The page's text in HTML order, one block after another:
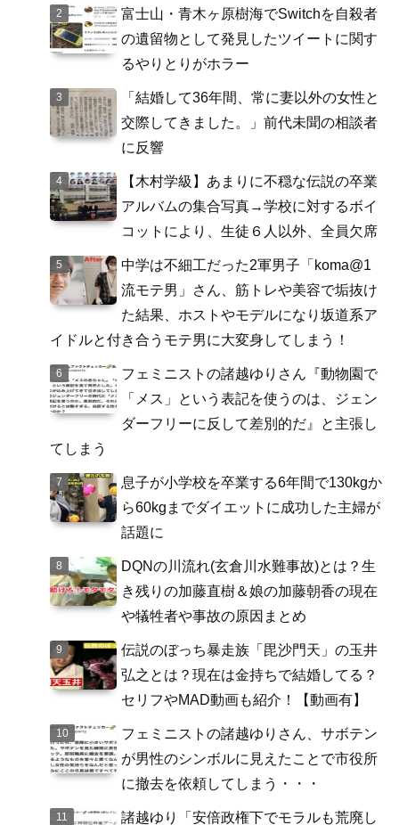
富士山・青木ヶ原樹海でSwitchを自殺者
の遺留物として発見したツイートに関す
るやりとりがホラー
「結婚して36年間、常に妻以外の女性と
交際してきました。」前代未聞の相談者
に反響
【木村学級】あまりに不穏な伝説の卒業
アルバムの集合写真→学校に対するボイ
コットにより、生徒６人以外、全員欠席
中学は不細工だった2軍男子「koma@1
流モテ男」さん、筋トレや美容で垢抜け
た結果、ホストやモデルになり坂道系ア
イドルと付き合うモテ男に大変身してしまう！
フェミニストの諸越ゆりさん『動物園で
「メス」という表記を使うのは、ジェン
ダーフリーに反して差別的だ』と主張し
てしまう
息子が小学校を卒業する6年間で130kgか
ら60kgまでダイエットに成功した主婦が
話題に
DQNの川流れ(玄倉川水難事故)とは？生
き残りの加藤直樹＆娘の加藤朝香の現在
や犠牲者や事故の原因まとめ
伝説のぼっち暴走族「毘沙門天」の玉井
弘之とは？現在は金持ちで結婚してる？
セリフやMAD動画も紹介！【動画有】
フェミニストの諸越ゆりさん、サボテン
が男性のシンボルに見えたことで市役所
に撤去を依頼してしまう・・・
諸越ゆり「安倍政権下でモラルも荒廃し